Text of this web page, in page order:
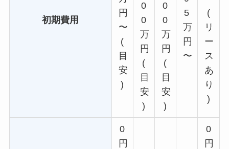
初期費用
円
〜
(
目
安
)
0
0
万
円
(
目
安
)
0
0
万
円
(
目
安
)
5
万
円
〜
(
リ
ー
ス
あ
り
)
0
円
0
円